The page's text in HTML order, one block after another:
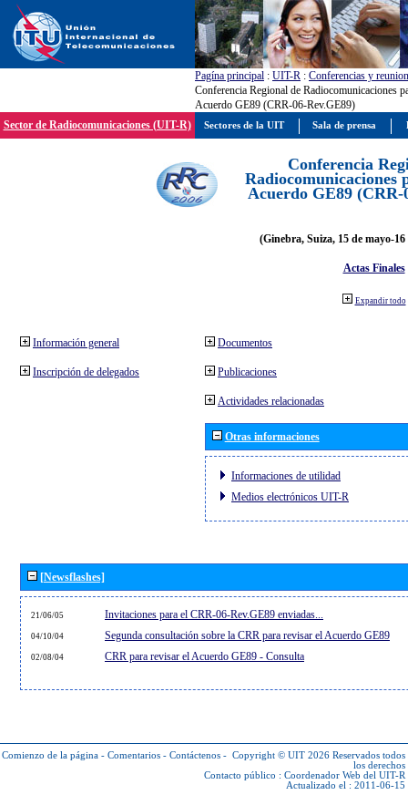
Pagína principal : UIT-R : Conferencias y
Conferencia Regional de Radiocomunicaciones
Acuerdo GE89 (CRR-06-Rev.GE89)
Sector de Radiocomunicaciones (UIT-R)
Conferencia
Radiocomunicaciones
Acuerdo GE89 (CRR-
(Ginebra, Suiza, 15 de mayo-
Actas Finales
Expandir todo
Información general
Inscripción de delegados
Documentos
Publicaciones
Actividades relacionadas
Otras informaciones
Informaciones de utilidad
Medios electrónicos UIT-R
[Newsflashes]
21/06/05 Invitaciones para el CRR-06-Rev.GE89 enviadas...
04/10/04 Segunda consultación sobre la CRR para revisar el Acuerdo GE89
02/08/04 CRR para revisar el Acuerdo GE89 - Consulta
Comienzo de la página - Comentarios - Contáctenos - Copyright © UIT 2026 Reservados todos
los derechos
Contacto público : Coordenador Web del UIT-R
Actualizado el : 2011-06-15
Sectores de la UIT Sala de prensa